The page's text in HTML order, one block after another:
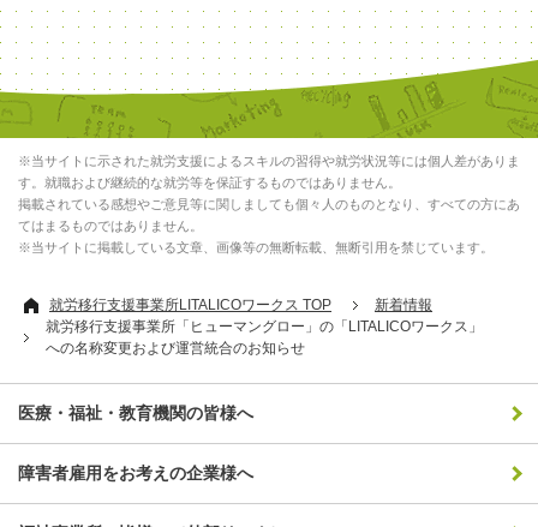
※当サイトに示された就労支援によるスキルの習得や就労状況等には個人差がありま
す。就職および継続的な就労等を保証するものではありません。
掲載されている感想やご意見等に関しましても個々人のものとなり、すべての方にあ
てはまるものではありません。
※当サイトに掲載している文章、画像等の無断転載、無断引用を禁じています。
就労移行支援事業所LITALICOワークス TOP
新着情報
就労移行支援事業所「ヒューマングロー」の「LITALICOワークス」
への名称変更および運営統合のお知らせ
医療・福祉・教育機関の皆様へ
障害者雇用をお考えの企業様へ